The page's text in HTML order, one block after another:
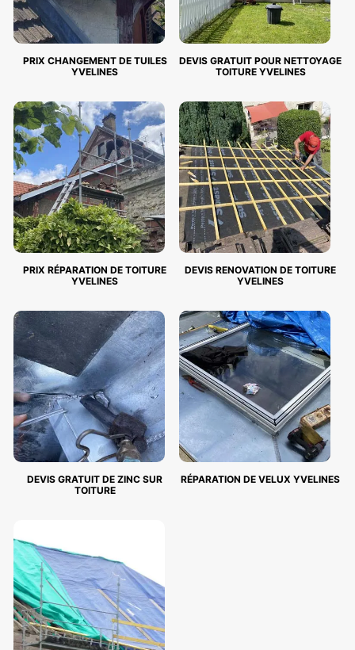
PRIX CHANGEMENT DE TUILES
YVELINES
DEVIS GRATUIT POUR NETTOYAGE
TOITURE YVELINES
PRIX RÉPARATION DE TOITURE
YVELINES
DEVIS RENOVATION DE TOITURE
YVELINES
DEVIS GRATUIT DE ZINC SUR
TOITURE
RÉPARATION DE VELUX YVELINES